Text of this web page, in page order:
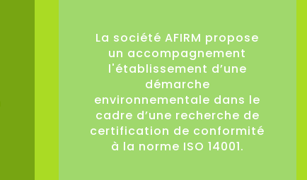
La société AFIRM propose
un accompagnement
l'établissement d’une
démarche
environnementale dans le
cadre d’une recherche de
certification de conformité
à la norme ISO 14001.